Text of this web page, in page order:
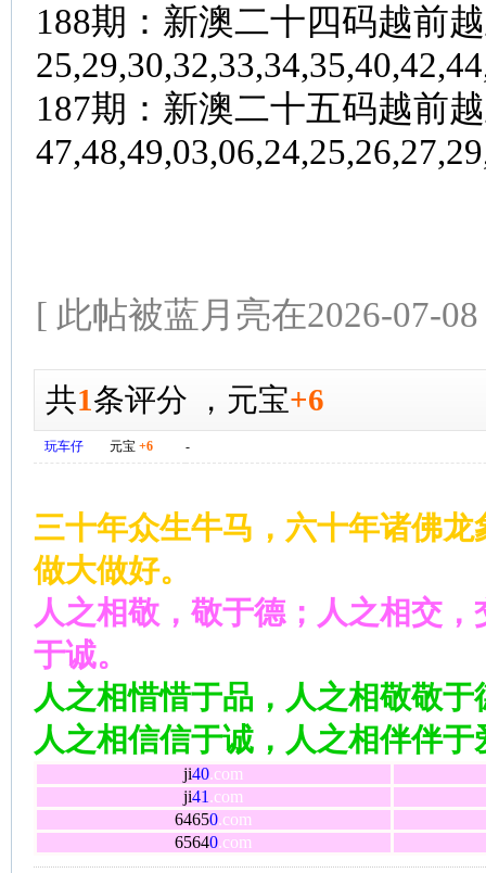
188期：新澳二十四码越前
25,29,30,32,33,34,35,40,42,44
187期：新澳二十五码越前
47,48,49,03,06,24,25,26,27
[ 此帖被蓝月亮在2026-07-
共1条评分 ， 元宝+6
玩车仔 元宝 +6 -
三十年众生牛马，六十年诸佛
做大做好。
人之相敬，敬于德；人之相交
于诚。
人之相惜惜于品，人之相敬敬
人之相信信于诚，人之相伴伴于
ji40.com
ji41 .com
64650.com
65640.com